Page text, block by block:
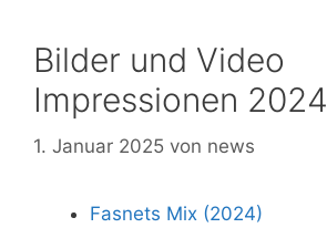
Bilder und Video
Impressionen 2024
1. Januar 2025 von news
Fasnets Mix (2024)